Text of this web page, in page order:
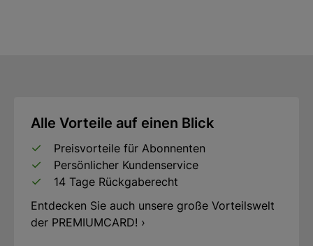
Alle Vorteile auf einen Blick
Preisvorteile für Abonnenten
Persönlicher Kundenservice
14 Tage Rückgaberecht
Entdecken Sie auch unsere große Vorteilswelt
der PREMIUMCARD! ›